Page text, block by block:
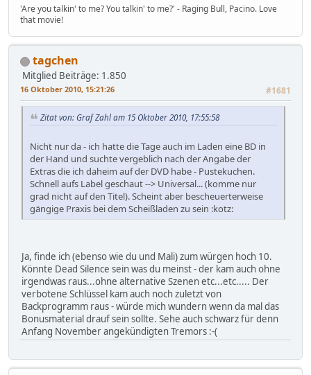
'Are you talkin' to me? You talkin' to me?' - Raging Bull, Pacino. Love
that movie!
tagchen
Mitglied Beiträge: 1.850
16 Oktober 2010, 15:21:26 #1681
Zitat von: Graf Zahl am 15 Oktober 2010, 17:55:58
Nicht nur da - ich hatte die Tage auch im Laden eine BD in
der Hand und suchte vergeblich nach der Angabe der
Extras die ich daheim auf der DVD habe - Pustekuchen.
Schnell aufs Label geschaut --> Universal... (komme nur
grad nicht auf den Titel). Scheint aber bescheuerterweise
gängige Praxis bei dem Scheißladen zu sein :kotz:
Ja, finde ich (ebenso wie du und Mali) zum würgen hoch 10.
Könnte Dead Silence sein was du meinst - der kam auch ohne
irgendwas raus...ohne alternative Szenen etc...etc..... Der
verbotene Schlüssel kam auch noch zuletzt von
Backprogramm raus - würde mich wundern wenn da mal das
Bonusmaterial drauf sein sollte. Sehe auch schwarz für denn
Anfang November angekündigten Tremors :-(